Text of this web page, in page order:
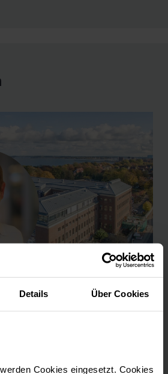
Details Über Cookies
Cookies eingesetzt. Cookies
| 16.06.2026
stärkt Chirurgie mit
Chirurgen und